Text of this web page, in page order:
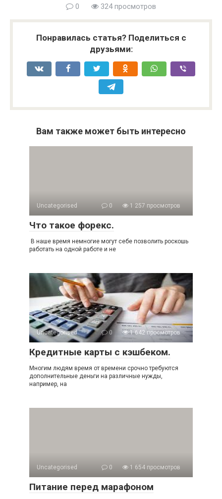
0 324 просмотров
Понравилась статья? Поделиться с
друзьями:
Вам также может быть интересно
Uncategorised 0 1 257 просмотров
Что такое форекс.
В наше время немногие могут себе позволить роскошь
работать на одной работе и не
Uncategorised 0 1 642 просмотров
Кредитные карты с кэшбеком.
Многим людям время от времени срочно требуются
дополнительные деньги на различные нужды,
например, на
Uncategorised 0 1 654 просмотров
Питание перед марафоном